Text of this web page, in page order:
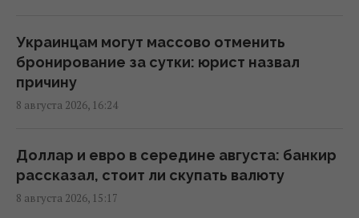
Избрание судей МУС: что случилось с
кандидатом от Украины
15:04 суббота, 08 августа 2026
Россия уничтожает украинское сельское
хозяйство и саму природу Украины, –
Forbes
Украинцам могут массово отменить
бронирование за сутки: юрист назвал
причину
8 августа 2026, 16:24
Доллар и евро в середине августа: банкир
рассказал, стоит ли скупать валюту
8 августа 2026, 15:17